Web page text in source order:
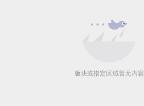
版块或指定区域暂无内容